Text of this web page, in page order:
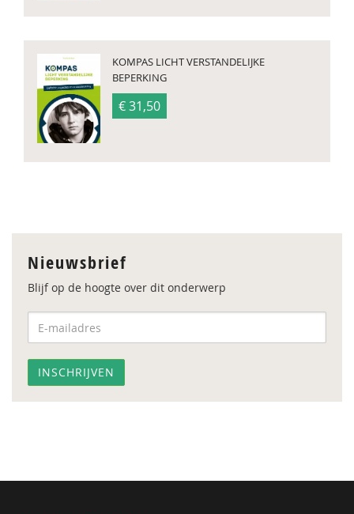
KOMPAS LICHT VERSTANDELIJKE
BEPERKING
€ 31,50
Nieuwsbrief
Blijf op de hoogte over dit onderwerp